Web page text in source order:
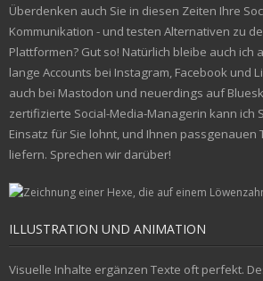
Überdenken auch Sie in diesen Zeiten Ihre
Kommunikation - und testen Alternativen zu
Plattformen? Gut so! Natürlich bleibe auch ich
lange Accounts bei Instagram, Facebook und
auch bei Mastodon und neuerdings auf
zertifizierte Social-Media-Managerin kann ich
Einsatz für Sie lohnt, und Ihnen passgenauen
liefern. Sprechen wir darüber!
ILLUSTRATION UND ANIMATION
Visuelle Inhalte ergänzen Texte oft perfekt.